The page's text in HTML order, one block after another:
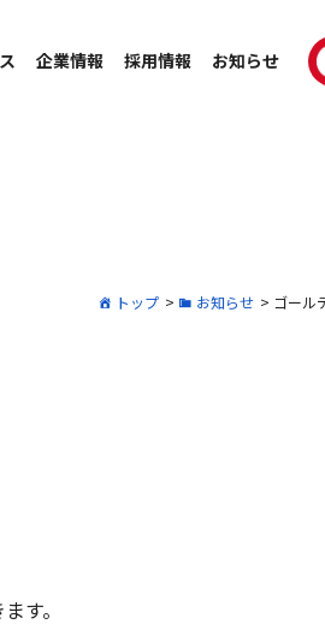
企業情報 採用情報 お知らせ
トップ > お知らせ > ゴール
す。